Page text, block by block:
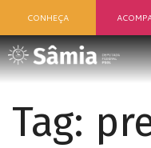
CONHEÇA
Tag: